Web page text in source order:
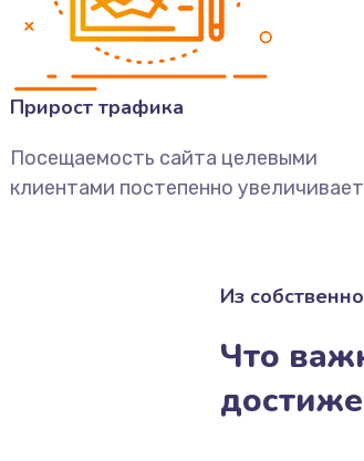
Прирост трафика
Посещаемость сайта целевыми
клиентами постепенно
Из
Что